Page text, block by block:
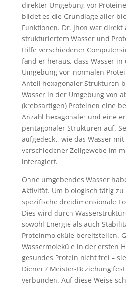
direkter Umgebung vor
bildet es die Grundlage aller
Funktionen. Dr. Jhon war direkt
strukturiertem Wasser und
Hilfe verschiedener
fand er heraus, dass Wasser
Umgebung von normalen
Anteil hexagonaler Strukturen
Wasser in der Umgebung von
(krebsartigen) Proteinen eine
Anzahl hexagonaler und eine
pentagonaler Strukturen auf.
aufgedeckt, wie das Wasser
verschiedener Zellgewebe im
interagiert.
Ohne umgebendes Wasser
Aktivität. Um biologisch tätig
spezifische dreidimensionale
Dies wird durch
sowohl Energie als auch
Proteinmoleküle bereitstellen.
Wassermoleküle in der ersten
gesundes Protein nicht frei –
Diener / Meister-Beziehung
verbunden. Auf diese Weise